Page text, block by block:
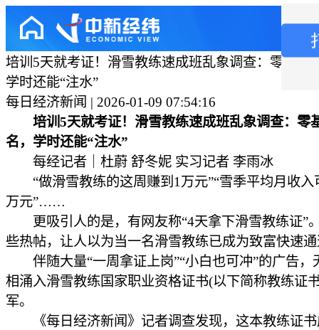
培训5天就考证！滑雪教练速成班乱象调查：零基础
学时还能“注水”
每日经济新闻 | 2026-01-09 07:54:16
培训5天就考证！滑雪教练速成班乱象调查：零
名，学时还能“注水”
每经记者｜杜蔚 舒冬妮 实习记者 李雨冰
“做滑雪教练的这周赚到1万元”“雪季平均月收入
万元”……
更吸引人的是，有网友称“4天拿下滑雪教练证”
些热帖，让人以为当一名滑雪教练已成为致富快速
伴随大量“一周拿证上岗”“小白也可冲”的广告，
相涌入滑雪教练国家职业资格证书(以下简称教练证
军。
《每日经济新闻》记者调查发现，这本教练证书